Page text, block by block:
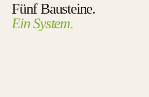
Fünf Bausteine.
Ein System.